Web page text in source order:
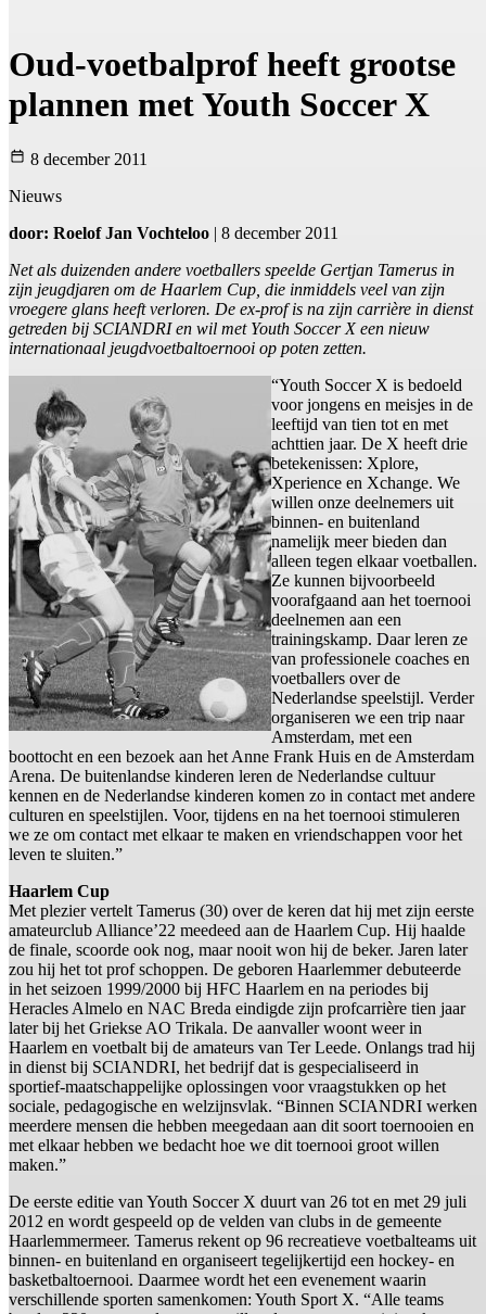
Oud-voetbalprof heeft grootse
plannen met Youth Soccer X
8 december 2011
Nieuws
door: Roelof Jan Vochteloo | 8 december 2011
Net als duizenden andere voetballers speelde Gertjan Tamerus in
zijn jeugdjaren om de Haarlem Cup, die inmiddels veel van zijn
vroegere glans heeft verloren. De ex-prof is na zijn carrière in dienst
getreden bij SCIANDRI en wil met Youth Soccer X een nieuw
internationaal jeugdvoetbaltoernooi op poten zetten.
“Youth Soccer X is bedoeld
voor jongens en meisjes in de
leeftijd van tien tot en met
achttien jaar. De X heeft drie
betekenissen: Xplore,
Xperience en Xchange. We
willen onze deelnemers uit
binnen- en buitenland
namelijk meer bieden dan
alleen tegen elkaar voetballen.
Ze kunnen bijvoorbeeld
voorafgaand aan het toernooi
deelnemen aan een
trainingskamp. Daar leren ze
van professionele coaches en
voetballers over de
Nederlandse speelstijl. Verder
organiseren we een trip naar
Amsterdam, met een
boottocht en een bezoek aan het Anne Frank Huis en de Amsterdam
Arena. De buitenlandse kinderen leren de Nederlandse cultuur
kennen en de Nederlandse kinderen komen zo in contact met andere
culturen en speelstijlen. Voor, tijdens en na het toernooi stimuleren
we ze om contact met elkaar te maken en vriendschappen voor het
leven te sluiten.”
Haarlem Cup
Met plezier vertelt Tamerus (30) over de keren dat hij met zijn eerste
amateurclub Alliance’22 meedeed aan de Haarlem Cup. Hij haalde
de finale, scoorde ook nog, maar nooit won hij de beker. Jaren later
zou hij het tot prof schoppen. De geboren Haarlemmer debuteerde
in het seizoen 1999/2000 bij HFC Haarlem en na periodes bij
Heracles Almelo en NAC Breda eindigde zijn profcarrière tien jaar
later bij het Griekse AO Trikala. De aanvaller woont weer in
Haarlem en voetbalt bij de amateurs van Ter Leede. Onlangs trad hij
in dienst bij SCIANDRI, het bedrijf dat is gespecialiseerd in
sportief-maatschappelijke oplossingen voor vraagstukken op het
sociale, pedagogische en welzijnsvlak. “Binnen SCIANDRI werken
meerdere mensen die hebben meegedaan aan dit soort toernooien en
met elkaar hebben we bedacht hoe we dit toernooi groot willen
maken.”
De eerste editie van Youth Soccer X duurt van 26 tot en met 29 juli
2012 en wordt gespeeld op de velden van clubs in de gemeente
Haarlemmermeer. Tamerus rekent op 96 recreatieve voetbalteams uit
binnen- en buitenland en organiseert tegelijkertijd een hockey- en
basketbaltoernooi. Daarmee wordt het een evenement waarin
verschillende sporten samenkomen: Youth Sport X. “Alle teams